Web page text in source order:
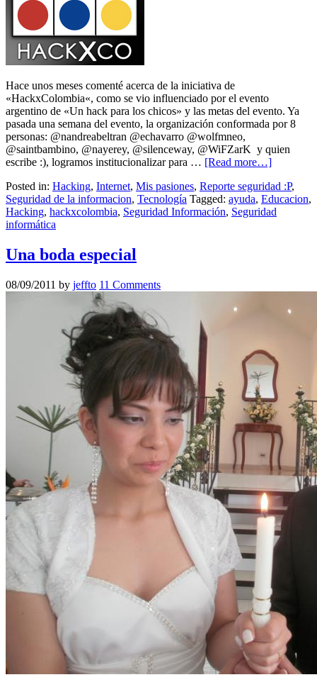
Hace unos meses comenté acerca de la iniciativa de
«HackxColombia«, como se vio influenciado por el evento
argentino de «Un hack para los chicos» y las metas del evento. Ya
pasada una semana del evento, la organización conformada por 8
personas: @nandreabeltran @echavarro @wolfmneo,
@saintbambino, @nayerey, @silenceway, @WiFZarK y quien
escribe :), logramos institucionalizar para … [Read more…]
Posted in: Hacking, Internet, Mis pasiones, Reporte seguridad :P,
Seguridad de la informacion, Tecnología Tagged: ayuda, Educacion,
Hacking, hackxcolombia, Seguridad Información, Seguridad
informática
Una boda especial
08/09/2011 by jeffto 11 Comments